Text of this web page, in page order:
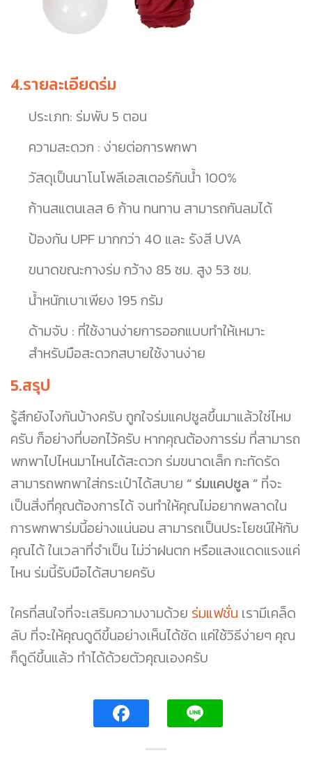
4.รายละเอียดร่ม
ประเภท: ร่มพับ 5 ตอน
ความสะดวก : ง่ายต่อการพกพา
วัสดุเป็นนาโนโพลีเอสเตอร์กันน้ำ 100%
ก้านสแตนเลส 6 ก้าน ทนทาน สามารถกันลมได้
ป้องกัน UPF มากกว่า 40 และ รังสี UVA
ขนาดขณะกางร่ม กว้าง 85 ซม. สูง 53 ซม.
น้ำหนักเบาเพียง 195 กรัม
ด้ามจับ : ที่ใช้งานง่ายการออกแบบทำให้เหมาะ
สำหรับมือสะดวกสบายใช้งานง่าย
5.สรุป
รู้สึกยังไงกันบ้างครับ ถูกใจร่มแคปซูลขึ้นมาแล้วใช่ไหม
ครับ ก็อย่างที่บอกไว้ครับ หากคุณต้องการร่ม ที่สามารถ
พกพาไปไหนมาไหนได้สะดวก ร่มขนาดเล็ก กะทัดรัด
สามารถพกพาใส่กระเป๋าได้สบาย “ ร่มแคปซูล ” ที่จะ
เป็นสิ่งที่คุณต้องการได้ จนทำให้คุณไม่อยากพลาดใน
การพกพาร่มนี้อย่างแน่นอน สามารถเป็นประโยชน์ให้กับ
คุณได้ ในเวลาที่จำเป็น ไม่ว่าฝนตก หรือแสงแดดแรงแค่
ไหน ร่มนี้รับมือได้สบายครับ
ใครที่สนใจที่จะเสริมความงามด้วย ร่มแฟชั่น เรามีเคล็ด
ลับ ที่จะให้คุณดูดีขึ้นอย่างเห็นได้ชัด แค่ใช้วิธีง่ายๆ คุณ
ก็ดูดีขึ้นแล้ว ทำได้ด้วยตัวคุณเองครับ